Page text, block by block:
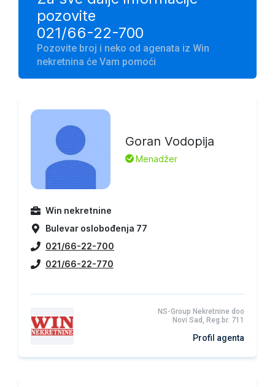
pozovite
021/66-22-700
Pozovite broj i neko od agenata iz Win
nekretnina će Vam pomoći
Goran Vodopija
L Menadžer
Win nekretnine
Bulevar oslobođenja 77
021/66-22-700
021/66-22-770
NS-Group Nekretnine doo
Novi Sad, Reg.br. 711
Profil agenta